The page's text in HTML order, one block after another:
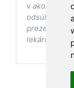
v
lekárom